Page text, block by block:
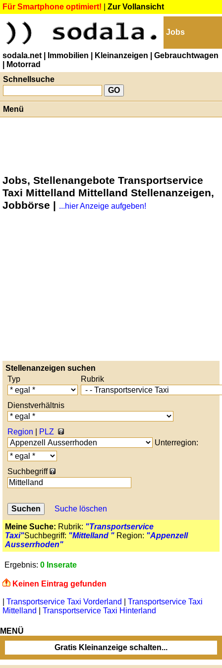
Für Smartphone optimiert! Zur Vollansicht
Jobs
sodala.net | Immobilien | Kleinanzeigen
| Gebrauchtwagen
| Motorrad
Schnellsuche
Menü
Jobs, Stellenangebote Transportservice
Taxi Mittelland Mittelland Stellenanzeigen,
Jobbörse | ...hier Anzeige aufgeben!
Stellenanzeigen suchen
Typ
Rubrik
Dienstverhältnis
Region
PLZ
Unterregion:
Suchbegriff
Suche löschen
Meine Suche: Rubrik: "Transportservice
Taxi"Suchbegriff: "Mittelland " Region: "Appenzell
Ausserrhoden"
Ergebnis: 0 Inserate
Keinen Eintrag gefunden
Transportservice Taxi Vorderland
Transportservice Taxi
Mittelland
Transportservice Taxi Hinterland
MENÜ
Gratis Kleinanzeige schalten...